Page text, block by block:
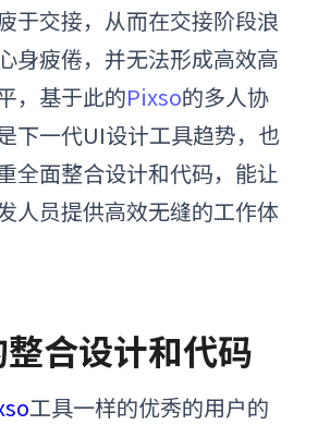
于交接，从而在交接阶段浪
身疲倦，并无法形成高效高
，基于此的Pixso的多人协
下一代UI设计工具趋势，也
全面整合设计和代码，能让
人员提供高效无缝的工作体
合设计和代码
工具一样的优秀的用户的